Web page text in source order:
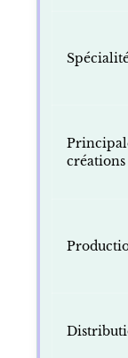
créations